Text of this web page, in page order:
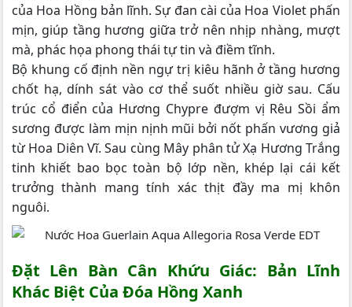
của Hoa Hồng bản lĩnh. Sự đan cài của Hoa Violet phấn
mịn, giúp tầng hương giữa trở nên nhịp nhàng, mượt
mà, phác họa phong thái tự tin và điềm tĩnh.
Bộ khung cố định nền ngự trị kiêu hãnh ở tầng hương
chốt hạ, dính sát vào cơ thể suốt nhiều giờ sau. Cấu
trúc cổ điển của Hương Chypre đượm vị Rêu Sồi ẩm
sương được làm mịn nịnh mũi bởi nốt phấn vương giả
từ Hoa Diên Vĩ. Sau cùng Mây phân tử Xạ Hương Trắng
tinh khiết bao bọc toàn bộ lớp nền, khép lại cái kết
trưởng thành mang tính xác thịt đầy ma mị khôn
nguôi.
Đặt Lên Bàn Cân Khứu Giác: Bản Lĩnh
Khác Biệt Của Đóa Hồng Xanh